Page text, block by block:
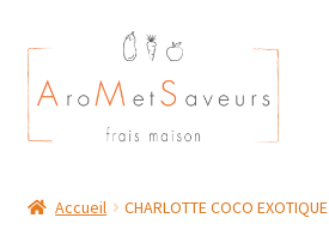
Aller
à
la
navigation
Aller
au
contenu
Accueil CHARLOTTE COCO EXOTIQUE